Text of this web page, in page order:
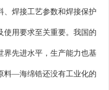
、焊接工艺参数和焊接保护
使用要求至关重要。我国的
界先进水平，生产能力也基
料—海绵锆还没有工业化的